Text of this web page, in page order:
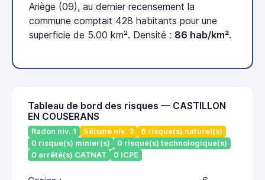
Ariège (09), au dernier recensement la
commune comptait 428 habitants pour une
superficie de 5.00 km². Densité : 86 hab/km².
Tableau de bord des risques — CASTILLON
EN COUSERANS
Radon niv. 1 Séisme niv. 3
6 risque(s) naturel(s)
0 risque(s) minier(s)
0 risque(s) technologique(s)
0 arrêté(s) CATNAT
0 ICPE